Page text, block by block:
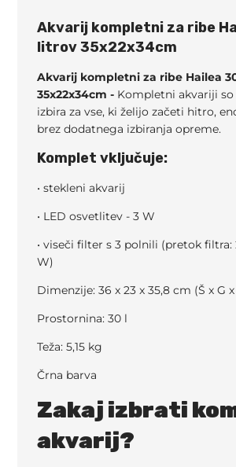
Akvarij kompletni za ribe
litrov 35x22x34cm
Akvarij kompletni za ribe Hailea
35x22x34cm - Kompletni akvariji so
izbira za vse, ki želijo začeti hitro,
brez dodatnega izbiranja opreme.
Komplet vključuje:
• stekleni akvarij
• LED osvetlitev - 3 W
• viseči filter s 3 polnili (pretok filtra:
W)
Dimenzije: 36 x 23 x 35,8 cm (Š x G
Prostornina: 30 l
Teža: 5,15 kg
Črna barva
Zakaj izbrati
akvarij?